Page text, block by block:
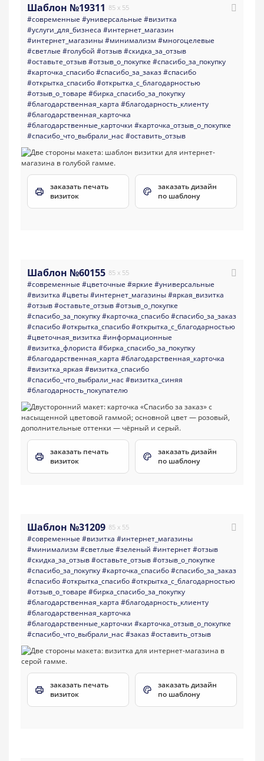
Шаблон №19311 85 x 55
#современные #универсальные #визитка
#услуги_для_бизнеса #интернет_магазин
#интернет_магазины#минимализм #многоцелевые
#светлые #голубой #отзыв#скидка_за_отзыв
#оставьте_отзыв#отзыв_о_покупке #спасибо_за_покупку
#карточка_спасибо#спасибо_за_заказ#спасибо
#открытка_спасибо#открытка_с_благодарностью
#отзыв_о_товаре #бирка_спасибо_за_покупку
#благодарственная_карта #благодарность_клиенту
#благодарственная_карточка
#благодарственные_карточки #карточка_отзыв_о_покупке
#спасибо_что_выбрали_нас#оставить_отзыв
заказать печать
визиток
заказать дизайн
по шаблону
Шаблон №60155 85 x 55
#современные #цветочные #яркие #универсальные
#визитка #цветы#интернет_магазины#яркая_визитка
#отзыв#оставьте_отзыв#отзыв_о_покупке
#спасибо_за_покупку#карточка_спасибо#спасибо_за_заказ
#спасибо#открытка_спасибо#открытка_с_благодарностью
#цветочная_визитка #информационные
#визитка_флориста #бирка_спасибо_за_покупку
#благодарственная_карта #благодарственная_карточка
#визитка_яркая #визитка_спасибо
#спасибо_что_выбрали_нас#визитка_синяя
#благодарность_покупателю
заказать печать
визиток
заказать дизайн
по шаблону
Шаблон №31209 85 x 55
#современные #визитка #интернет_магазины
#минимализм #светлые #зеленый #интернет#отзыв
#скидка_за_отзыв#оставьте_отзыв#отзыв_о_покупке
#спасибо_за_покупку#карточка_спасибо#спасибо_за_заказ
#спасибо#открытка_спасибо#открытка_с_благодарностью
#отзыв_о_товаре #бирка_спасибо_за_покупку
#благодарственная_карта #благодарность_клиенту
#благодарственная_карточка
#благодарственные_карточки #карточка_отзыв_о_покупке
#спасибо_что_выбрали_нас#заказ#оставить_отзыв
заказать печать
визиток
заказать дизайн
по шаблону